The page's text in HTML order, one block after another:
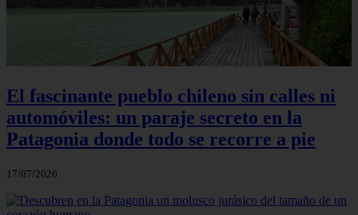
El fascinante pueblo chileno sin calles ni
automóviles: un paraje secreto en la
Patagonia donde todo se recorre a pie
17/07/2026